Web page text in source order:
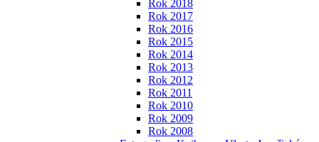
Rok 2018
Rok 2017
Rok 2016
Rok 2015
Rok 2014
Rok 2013
Rok 2012
Rok 2011
Rok 2010
Rok 2009
Rok 2008